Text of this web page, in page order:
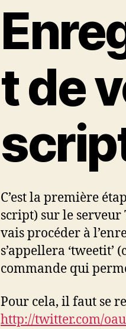
t de
C’est la première
script) sur le serveur
vais procéder à
s’appellera ‘tweetit’
commande qui
Pour cela, il faut se
http://twitter.com/